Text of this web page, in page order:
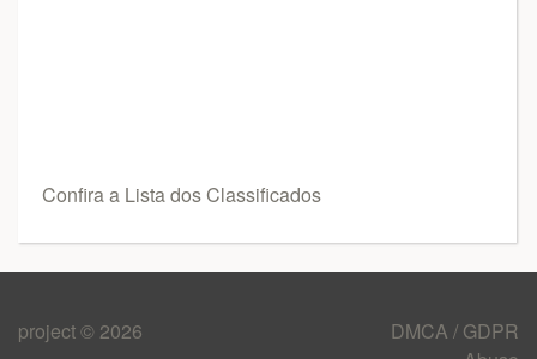
Confira a Lista dos Classificados
project © 2026
DMCA / GDPR